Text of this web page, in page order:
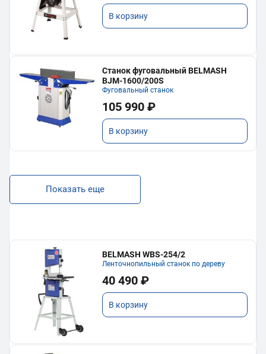
В корзину
Станок фуговальный BELMASH
BJM-1600/200S
Фуговальный станок
105 990 ₽
В корзину
Показать еще
BELMASH WBS-254/2
Ленточнопильный станок по дереву
40 490 ₽
В корзину